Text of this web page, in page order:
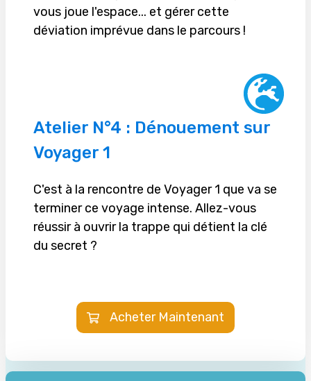
vous joue l'espace... et gérer cette
déviation imprévue dans le parcours !
Atelier N°4 : Dénouement sur
Voyager 1
C'est à la rencontre de Voyager 1 que va se
terminer ce voyage intense. Allez-vous
réussir à ouvrir la trappe qui détient la clé
du secret ?
Acheter Maintenant